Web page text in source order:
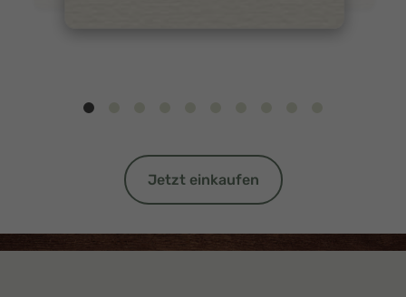
Jetzt einkaufen